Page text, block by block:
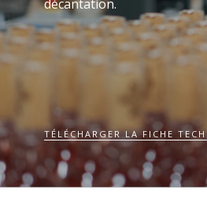
décantation.
TÉLÉCHARGER LA FICHE